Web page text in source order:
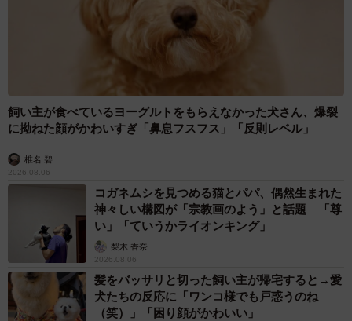
飼い主が食べているヨーグルトをもらえなかった犬さん、爆裂
に拗ねた顔がかわいすぎ「鼻息フスフス」「反則レベル」
椎名 碧
2026.08.06
コガネムシを見つめる猫とパパ、偶然生まれた
神々しい構図が「宗教画のよう」と話題 「尊
い」「ていうかライオンキング」
梨木 香奈
2026.08.06
髪をバッサリと切った飼い主が帰宅すると→愛
犬たちの反応に「ワンコ様でも戸惑うのね
（笑）」「困り顔がかわいい」